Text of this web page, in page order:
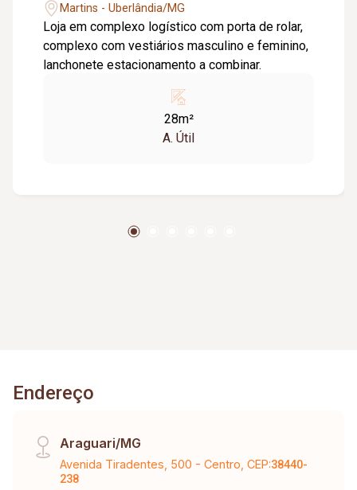
Martins - Uberlândia/MG
Loja em complexo logístico com porta de rolar,
complexo com vestiários masculino e feminino,
lanchonete estacionamento a combinar.
28m²
A. Útil
Endereço
Araguari/MG
Avenida Tiradentes, 500 - Centro, CEP:38440-
238